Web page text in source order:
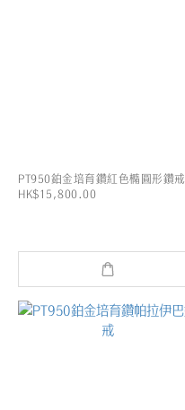
PT950鉑金培育鑽紅色橢圓形鑽戒
HK$15,800.00